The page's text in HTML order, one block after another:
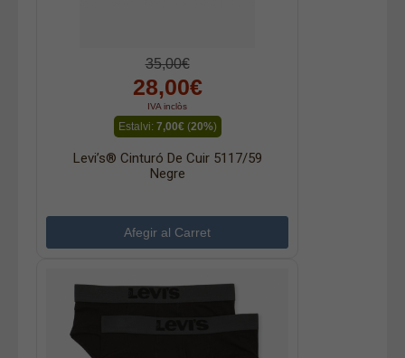
35,00€
28,00€
IVA inclòs
Estalvi: 7,00€(20%)
Levi’s® Cinturó De Cuir 5117/59
Negre